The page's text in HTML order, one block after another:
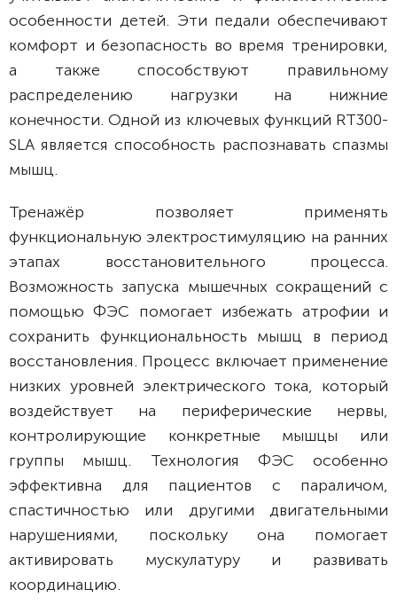
особенности детей. Эти педали обеспечивают
комфорт и безопасность во время тренировки,
а также способствуют правильному
распределению нагрузки на нижние
конечности. Одной из ключевых функций RT300-
SLA является способность распознавать спазмы
мышц.
Тренажёр позволяет применять
функциональную электростимуляцию на ранних
этапах восстановительного процесса.
Возможность запуска мышечных сокращений с
помощью ФЭС помогает избежать атрофии и
сохранить функциональность мышц в период
восстановления. Процесс включает применение
низких уровней электрического тока, который
воздействует на периферические нервы,
контролирующие конкретные мышцы или
группы мышц. Технология ФЭС особенно
эффективна для пациентов с параличом,
спастичностью или другими двигательными
нарушениями, поскольку она помогает
активировать мускулатуру и развивать
координацию.